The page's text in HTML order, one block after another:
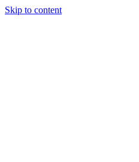
Skip to content